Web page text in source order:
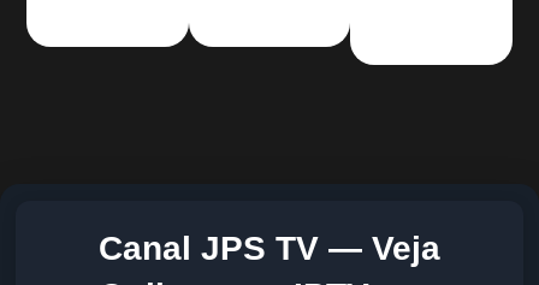
Canal JPS TV — Veja